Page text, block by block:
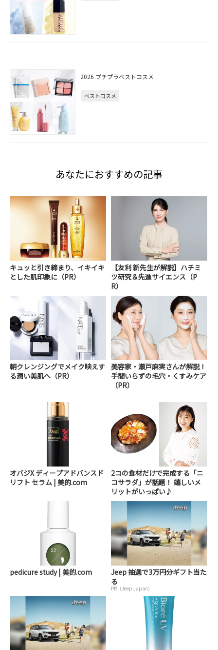
2026 プチプラベストコスメ
ベストコスメ
あなたにおすすめの記事
キュッと引き締まり、イキイキ
とした肌印象に（PR）
【友利 新先生が解説】ハチミ
ツ研究＆先進サイエンス（P
R）
朝クレンジングでメイク映えす
る潤い美肌へ（PR）
美容家・瀬戸麻実さんが解説！
手間いらずの毛穴・くすみケア
（PR）
オバジX ディープアドバンスド
リフト セラム | 美的.com
2コの食材だけで完成する「ニ
コサラダ」が話題！ 嬉しいメ
リットがいっぱい♪
pedicure study | 美的.com
Jeep 抽選で3万円分ギフト当た
る
PR（Jeep Japan）